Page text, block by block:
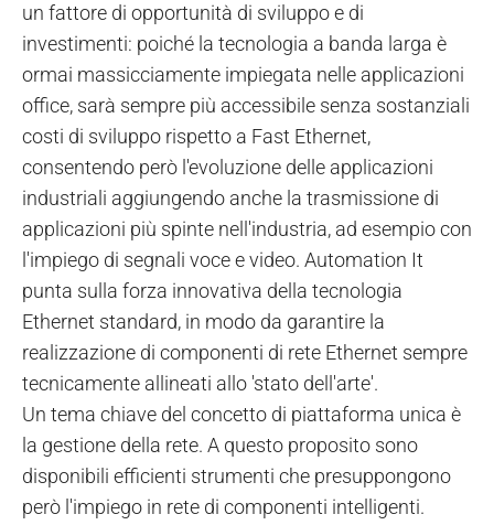
un fattore di opportunità di sviluppo e di
investimenti: poiché la tecnologia a banda larga è
ormai massicciamente impiegata nelle applicazioni
office, sarà sempre più accessibile senza sostanziali
costi di sviluppo rispetto a Fast Ethernet,
consentendo però l'evoluzione delle applicazioni
industriali aggiungendo anche la trasmissione di
applicazioni più spinte nell'industria, ad esempio con
l'impiego di segnali voce e video. Automation It
punta sulla forza innovativa della tecnologia
Ethernet standard, in modo da garantire la
realizzazione di componenti di rete Ethernet sempre
tecnicamente allineati allo 'stato dell'arte'.
Un tema chiave del concetto di piattaforma unica è
la gestione della rete. A questo proposito sono
disponibili efficienti strumenti che presuppongono
però l'impiego in rete di componenti intelligenti.